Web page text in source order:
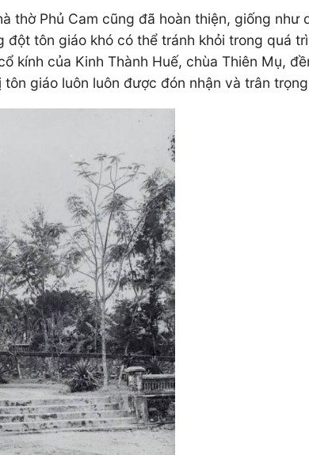
thờ Phủ Cam cũng đã hoàn thiện, giống
tôn giáo khó có thể tránh khỏi trong quá
kính của Kinh Thành Huế, chùa Thiên Mụ,
giáo luôn luôn được đón nhận và trân